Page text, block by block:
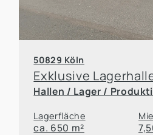
50829 Köln
Hallen / Lager /
Lagerfläche
ca. 650 m²